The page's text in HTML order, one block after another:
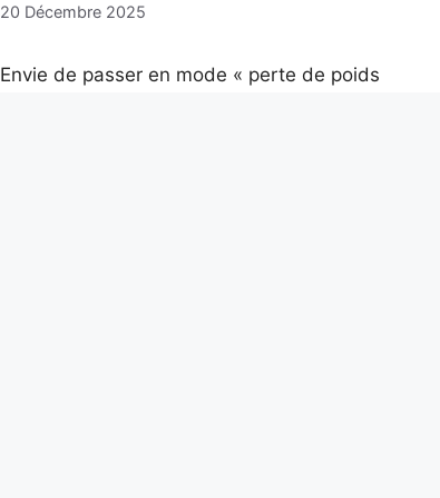
20 Décembre 2025
Envie de passer en mode « perte de poids